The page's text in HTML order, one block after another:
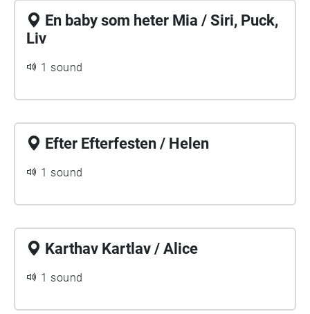
En baby som heter Mia / Siri, Puck,
Liv
1 sound
Efter Efterfesten / Helen
1 sound
Karthav Kartlav / Alice
1 sound